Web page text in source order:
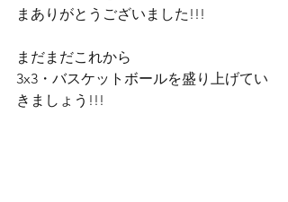
まありがとうございました!!!
まだまだこれから
3x3・バスケットボールを盛り上げてい
きましょう!!!